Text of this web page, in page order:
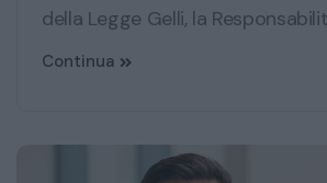
della Legge Gelli, la
Continua